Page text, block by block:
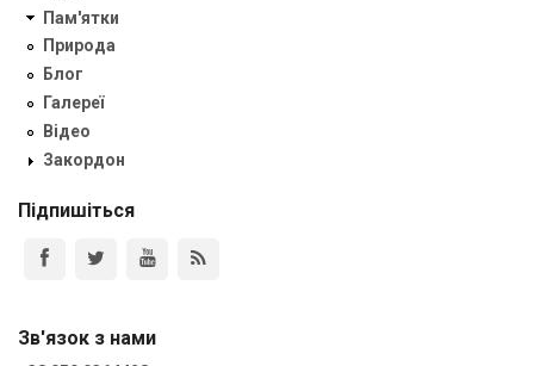
Пам'ятки
Природа
Блог
Галереї
Відео
Закордон
Підпишіться
Зв'язок з нами